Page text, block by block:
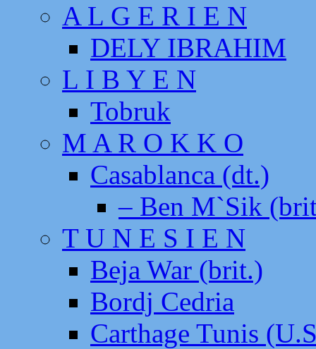
A L G E R I E N
DELY IBRAHIM
L I B Y E N
Tobruk
M A R O K K O
Casablanca (dt.)
– Ben M`Sik
T U N E S I E N
Beja War (brit.)
Bordj Cedria
Carthage Tunis